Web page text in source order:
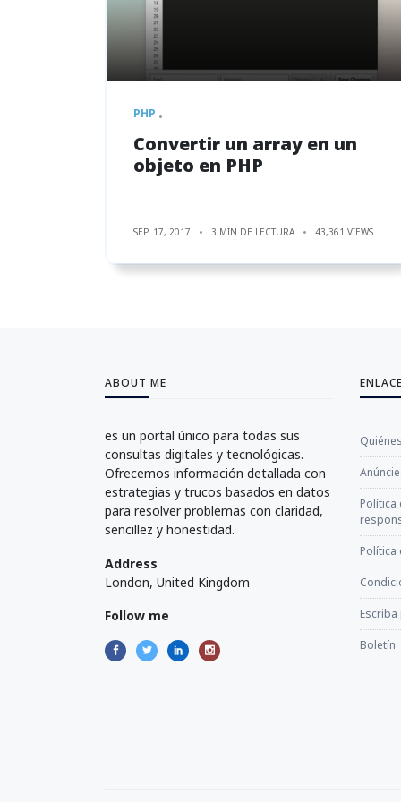
PHP
Convertir un array en un
objeto en PHP
SEP. 17, 2017 3 MIN DE LECTURA 43,361 VIEWS
ABOUT ME
es un portal único para todas sus
consultas digitales y tecnológicas.
Ofrecemos información detallada con
estrategias y trucos basados en datos
para resolver problemas con claridad,
sencillez y honestidad.
Address
London, United Kingdom
Follow me
Política
Boletín